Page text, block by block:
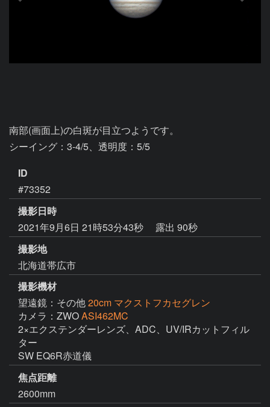
南部(画面上)の白斑が目立つようです。
シーイング：3-4/5、透明度：5/5
ID
#73352
撮影日時
2021年9月6日 21時53分43秒
露出 90秒
撮影地
北海道帯広市
撮影機材
望遠鏡：その他20cm マクストフカセグレン
カメラ：ZWOASI462MC
2×エクステンダーレンズ、ADC、UV/IRカットフィル
ター
SW EQ6R赤道儀
焦点距離
2600mm